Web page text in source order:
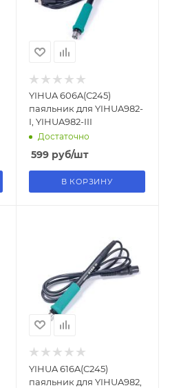
YIHUA 606A(C245)
паяльник для YIHUA982-
I, YIHUA982-III
Достаточно
599руб/шт
В КОРЗИНУ
YIHUA 616A(C245)
паяльник для YIHUA982,